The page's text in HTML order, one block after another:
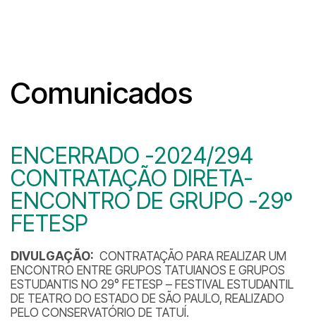
Comunicados
ENCERRADO -2024/294
CONTRATAÇÃO DIRETA-
ENCONTRO DE GRUPO -29º
FETESP
DIVULGAÇÃO: CONTRATAÇÃO PARA REALIZAR UM
ENCONTRO ENTRE GRUPOS TATUIANOS E GRUPOS
ESTUDANTIS NO 29° FETESP – FESTIVAL ESTUDANTIL
DE TEATRO DO ESTADO DE SÃO PAULO, REALIZADO
PELO CONSERVATÓRIO DE TATUÍ.